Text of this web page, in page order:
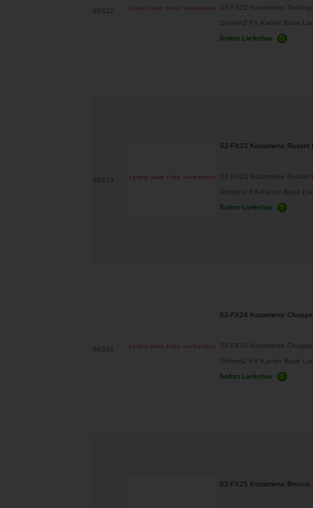
68322
S2-FX22 Kosamene
Shimrin2 FX-Karrier Base
Sofort Lieferbar
68323
S2-FX23 Kosamene Russet
S2-FX23 Kosamene Russet
Shimrin2 FX-Karrier Base
Sofort Lieferbar
68324
S2-FX24 Kosamene
S2-FX24 Kosamene
Shimrin2 FX-Karrier Base
Sofort Lieferbar
S2-FX25 Kosamene Bronce